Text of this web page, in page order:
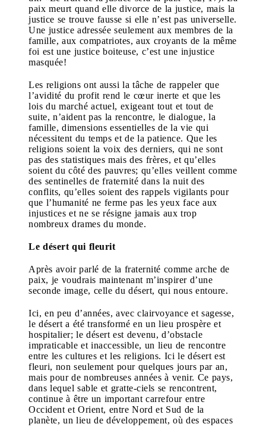
paix meurt quand elle divorce de la justice, mais la
justice se trouve fausse si elle n’est pas universelle.
Une justice adressée seulement aux membres de la
famille, aux compatriotes, aux croyants de la même
foi est une justice boiteuse, c’est une injustice
masquée!
Les religions ont aussi la tâche de rappeler que
l’avidité du profit rend le cœur inerte et que les
lois du marché actuel, exigeant tout et tout de
suite, n’aident pas la rencontre, le dialogue, la
famille, dimensions essentielles de la vie qui
nécessitent du temps et de la patience. Que les
religions soient la voix des derniers, qui ne sont
pas des statistiques mais des frères, et qu’elles
soient du côté des pauvres; qu’elles veillent comme
des sentinelles de fraternité dans la nuit des
conflits, qu’elles soient des rappels vigilants pour
que l’humanité ne ferme pas les yeux face aux
injustices et ne se résigne jamais aux trop
nombreux drames du monde.
Le désert qui fleurit
Après avoir parlé de la fraternité comme arche de
paix, je voudrais maintenant m’inspirer d’une
seconde image, celle du désert, qui nous entoure.
Ici, en peu d’années, avec clairvoyance et sagesse,
le désert a été transformé en un lieu prospère et
hospitalier; le désert est devenu, d’obstacle
impraticable et inaccessible, un lieu de rencontre
entre les cultures et les religions. Ici le désert est
fleuri, non seulement pour quelques jours par an,
mais pour de nombreuses années à venir. Ce pays,
dans lequel sable et gratte-ciels se rencontrent,
continue à être un important carrefour entre
Occident et Orient, entre Nord et Sud de la
planète, un lieu de développement, où des espaces